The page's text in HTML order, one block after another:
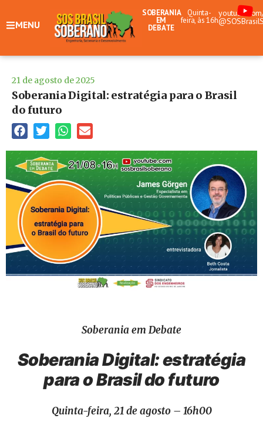
MENU
SOBERANIA
EM
DEBATE
Quinta-
feira, às 16h
21 de agosto de 2025
Soberania Digital: estratégia para o Brasil
do futuro
Soberania em Debate
Soberania Digital: estratégia
para o Brasil do futuro
Quinta-feira, 21 de agosto – 16h00